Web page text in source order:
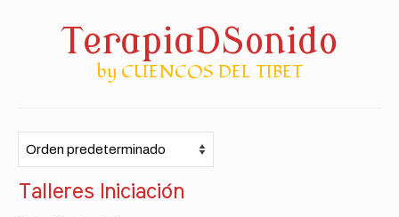
TerapiaDSonido
by CUENCOS DEL TIBET
Talleres Iniciación